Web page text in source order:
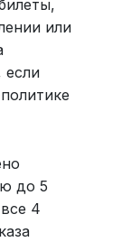
или
если
до 5
4